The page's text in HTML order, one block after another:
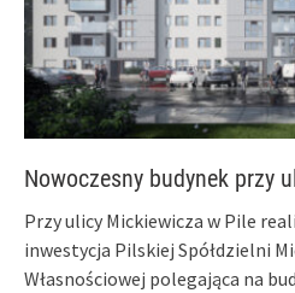
Nowoczesny budynek przy
Przy ulicy Mickiewicza w Pile
inwestycja Pilskiej Spółdzielni
Własnościowej polegająca na